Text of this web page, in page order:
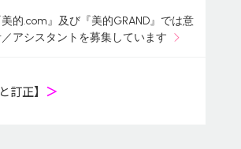
美的.com』及び『美的GRAND』では意
アシスタントを募集しています
訂正】 ＞